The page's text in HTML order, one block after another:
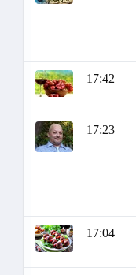
17:42
17:23
17:04